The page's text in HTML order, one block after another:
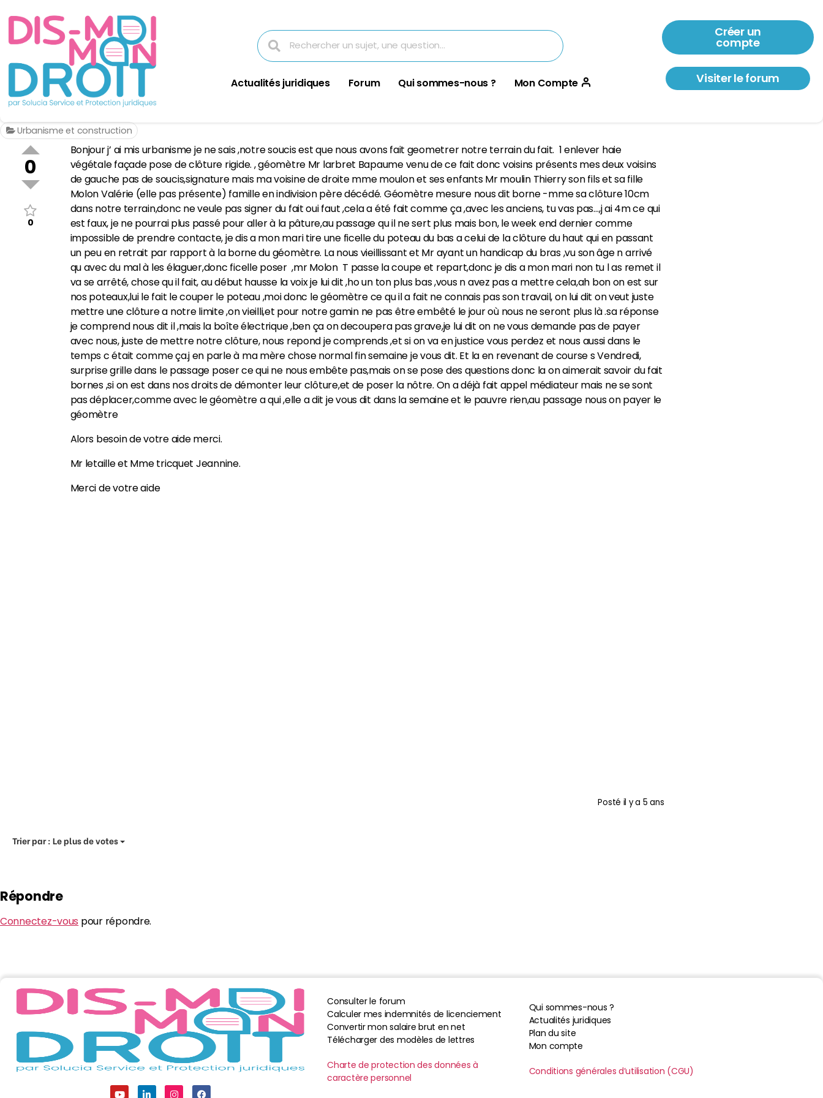
Actualités juridiques Forum Qui sommes-nous ? Mon Compte
Créer un
compte
Visiter le forum
Urbanisme et construction
0
0
Bonjour j’ ai mis urbanisme je ne sais ,notre soucis est que nous avons fait geometrer notre terrain du fait. 1 enlever haie
végétale façade pose de clôture rigide. , géomètre Mr larbret Bapaume venu de ce fait donc voisins présents mes deux voisins
de gauche pas de soucis,signature mais ma voisine de droite mme moulon et ses enfants Mr moulin Thierry son fils et sa fille
Molon Valérie (elle pas présente) famille en indivision père décédé. Géomètre mesure nous dit borne -mme sa clôture 10cm
dans notre terrain,donc ne veule pas signer du fait oui faut ,cela a été fait comme ça ,avec les anciens, tu vas pas…,j ai 4m ce qui
est faux, je ne pourrai plus passé pour aller à la pâture,au passage qu il ne sert plus mais bon, le week end dernier comme
impossible de prendre contacte, je dis a mon mari tire une ficelle du poteau du bas a celui de la clôture du haut qui en passant
un peu en retrait par rapport à la borne du géomètre. La nous vieillissant et Mr ayant un handicap du bras ,vu son âge n arrivé
qu avec du mal à les élaguer,donc ficelle poser ,mr Molon T passe la coupe et repart,donc je dis a mon mari non tu l as remet il
va se arrêté, chose qu il fait, au début hausse la voix je lui dit ,ho un ton plus bas ,vous n avez pas a mettre cela,ah bon on est sur
nos poteaux,lui le fait le couper le poteau ,moi donc le géomètre ce qu il a fait ne connais pas son travail, on lui dit on veut juste
mettre une clôture a notre limite ,on vieilli,et pour notre gamin ne pas être embêté le jour où nous ne seront plus là .sa réponse
je comprend nous dit il ,mais la boîte électrique ,ben ça on decoupera pas grave,je lui dit on ne vous demande pas de payer
avec nous, juste de mettre notre clôture, nous repond je comprends ,et si on va en justice vous perdez et nous aussi dans le
temps c était comme ça.j en parle à ma mère chose normal fin semaine je vous dit. Et la en revenant de course s Vendredi,
surprise grille dans le passage poser ce qui ne nous embête pas,mais on se pose des questions donc la on aimerait savoir du fait
bornes ,si on est dans nos droits de démonter leur clôture,et de poser la nôtre. On a déjà fait appel médiateur mais ne se sont
pas déplacer,comme avec le géomètre a qui ,elle a dit je vous dit dans la semaine et le pauvre rien,au passage nous on payer le
géomètre
Alors besoin de votre aide merci.
Mr letaille et Mme tricquet Jeannine.
Merci de votre aide
Posté il y a 5 ans
Trier par :Le plus de votes
Répondre
Connectez-vous pour répondre.
Consulter le forum
Calculer mes indemnités de licenciement
Convertir mon salaire brut en net
Télécharger des modèles de lettres
Charte de protection des données à
caractère personnel
Qui sommes-nous ?
Actualités juridiques
Plan du site
Mon compte
Conditions générales d’utilisation (CGU)